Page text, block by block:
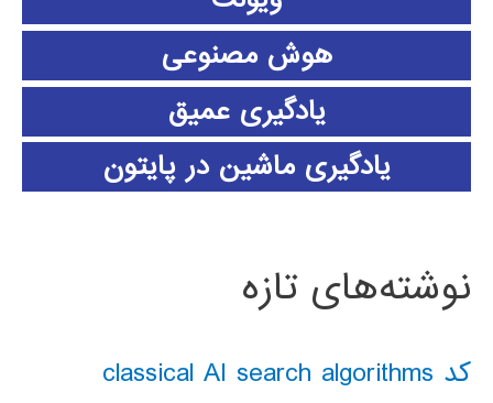
هوش مصنوعی
یادگیری عمیق
یادگیری ماشین در پایتون
نوشته‌های تازه
کد classical AI search algorithms